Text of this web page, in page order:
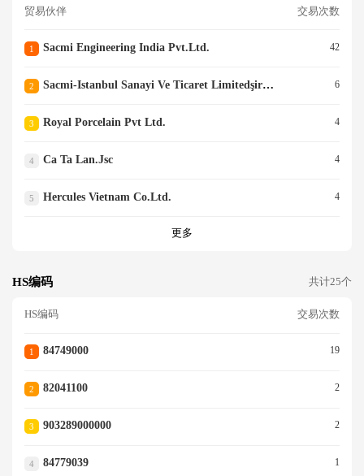
贸易伙伴 交易次数
1 Sacmi Engineering India Pvt.ltd. 42
2 Sacmi-Istanbul Sanayi Ve Ticaret Limitedşirketi 6
3 Royal Porcelain Pvt Ltd. 4
4 Ca Ta Lan.jsc 4
5 Hercules Vietnam Co.ltd. 4
更多
HS编码 共计25个
HS编码 交易次数
1 84749000 19
2 82041100 2
3 903289000000 2
4 84779039 1